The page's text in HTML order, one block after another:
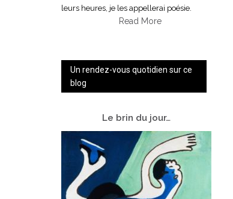
leurs heures, je les appellerai poésie.
Read More
Un rendez-vous quotidien sur ce
blog
Le brin du jour…